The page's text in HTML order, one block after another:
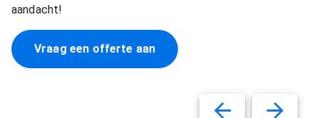
aandacht!
Vraag een offerte aan